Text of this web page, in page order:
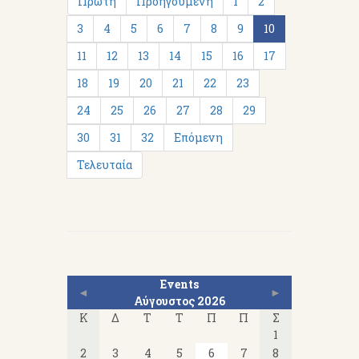
3
4 5 6 7 8 9
10
11
12 13 14 15 16
17
18
19 20 21 22
23
24
25 26 27 28
29
30
31 32
Επόμενη
Τελευταία
◄
Events
Αύγουστος 2026
►
Κ
Δ Τ Τ Π Π
Σ
1
2
3 4 5 6 7 8